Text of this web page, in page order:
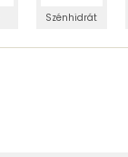
Szénhidrát